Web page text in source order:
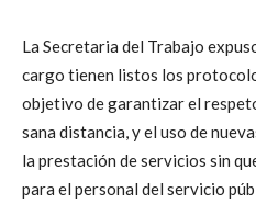
La Secretaria del Trabajo
cargo tienen listos los
objetivo de garantizar el
sana distancia, y el uso de
la prestación de servicios sin
para el personal del servicio